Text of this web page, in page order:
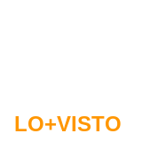
LO+VISTO